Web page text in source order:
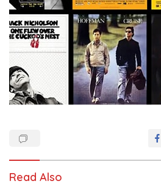
Read Also